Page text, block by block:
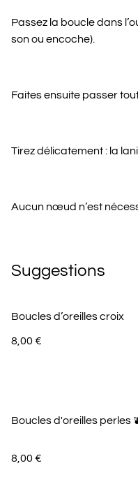
Passez la boucle dans
son ou encoche).
Faites ensuite passer
Tirez délicatement : la
Aucun nœud n’est
Suggestions
Boucles d’oreilles croix
8,00 €
Boucles d'oreilles perles
8,00 €